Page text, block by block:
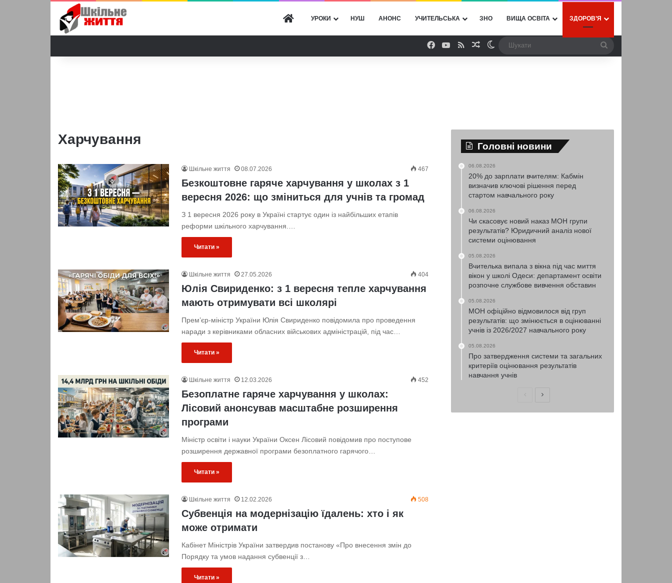
ГОЛОВНА
УРОКИ НУШ АНОНС УЧИТЕЛЬСЬКА ЗНО ВИЩА ОСВІТА ЗДОРОВ’Я
Facebook
YouTube
RSSВипадкова стаття
Switch skin
Харчування
Шкільне життя 08.07.2026 467
Безкоштовне гаряче харчування у школах з 1
вересня 2026: що зміниться для учнів та громад
З 1 вересня 2026 року в Україні стартує один із найбільших етапів
реформи шкільного харчування.…
Читати »
Шкільне життя 27.05.2026 404
Юлія Свириденко: з 1 вересня тепле харчування
мають отримувати всі школярі
Прем’єр-міністр України Юлія Свириденко повідомила про проведення
наради з керівниками обласних військових адміністрацій, під час…
Читати »
Шкільне життя 12.03.2026 452
Безоплатне гаряче харчування у школах:
Лісовий анонсував масштабне розширення
програми
Міністр освіти і науки України Оксен Лісовий повідомив про поступове
розширення державної програми безоплатного гарячого…
Читати »
Шкільне життя 12.02.2026 508
Субвенція на модернізацію їдалень: хто і як
може отримати
Кабінет Міністрів України затвердив постанову «Про внесення змін до
Порядку та умов надання субвенції з…
Читати »
Головні новини
06.08.2026
20% до зарплати вчителям: Кабмін
визначив ключові рішення перед
стартом навчального року
06.08.2026
Чи скасовує новий наказ МОН групи
результатів? Юридичний аналіз нової
системи оцінювання
05.08.2026
Вчителька випала з вікна під час миття
вікон у школі Одеси: департамент освіти
розпочне службове вивчення обставин
05.08.2026
МОН офіційно відмовилося від груп
результатів: що змінюється в оцінюванні
учнів із 2026/2027 навчального року
05.08.2026
Про затвердження системи та загальних
критеріїв оцінювання результатів
навчання учнів
ПопередняНаступна